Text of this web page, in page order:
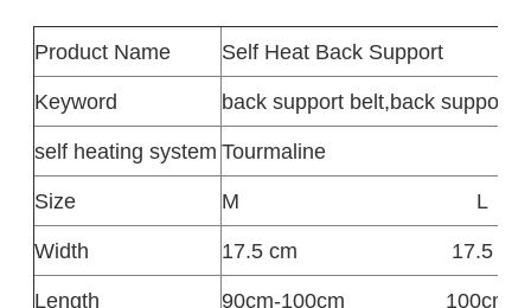
Product Name
Self Heat Back Support
Keyword
back support belt,back support,
self heating system Tourmaline
Size
M
L
Width
17.5 cm
17.5 cm
Length
90cm-100cm
100cm-